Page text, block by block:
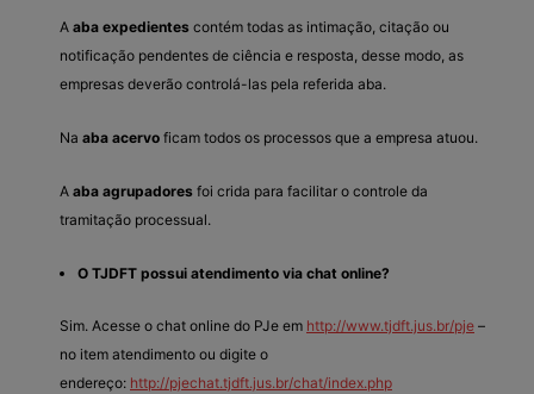
A aba expedientes contém todas as intimação, citação ou
notificação pendentes de ciência e resposta, desse modo, as
empresas deverão controlá-las pela referida aba.
Na aba acervo ficam todos os processos que a empresa atuou.
A aba agrupadores foi crida para facilitar o controle da
tramitação processual.
O TJDFT possui atendimento via chat online?
Sim. Acesse o chat online do PJe em http://www.tjdft.jus.br/pje –
no item atendimento ou digite o
endereço: http://pjechat.tjdft.jus.br/chat/index.php